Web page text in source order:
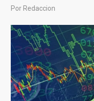
Por Redaccion